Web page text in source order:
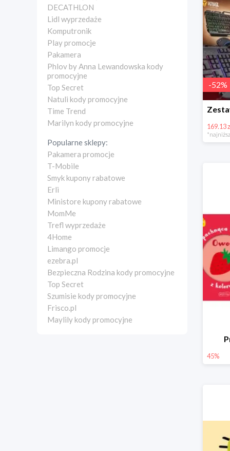
DECATHLON
Lidl wyprzedaże
Komputronik
Play promocje
Pakamera
Phlov by Anna Lewandowska kody
promocyjne
Top Secret
Natuli kody promocyjne
Time Trend
Marilyn kody promocyjne
Popularne sklepy:
Pakamera promocje
T-Mobile
Smyk kupony rabatowe
Erli
Ministore kupony rabatowe
MomMe
Trefl wyprzedaże
4Home
Limango promocje
ezebra.pl
Bezpieczna Rodzina kody promocyjne
Top Secret
Szumisie kody promocyjne
Frisco.pl
Maylily kody promocyjne
-52%
169.13
45%